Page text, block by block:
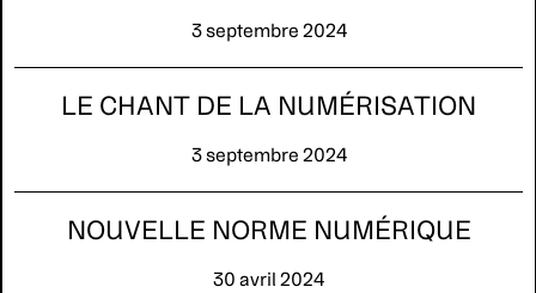
3 septembre 2024
LE CHANT DE LA NUMÉRISATION
3 septembre 2024
NOUVELLE NORME NUMÉRIQUE
30 avril 2024